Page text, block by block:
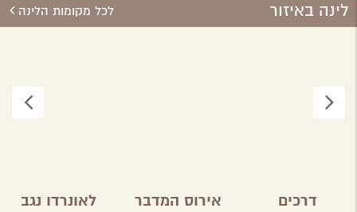
לינה באיזור לכל מקומות הלינה
דרכים אירוס המדבר לאונרדו נגב